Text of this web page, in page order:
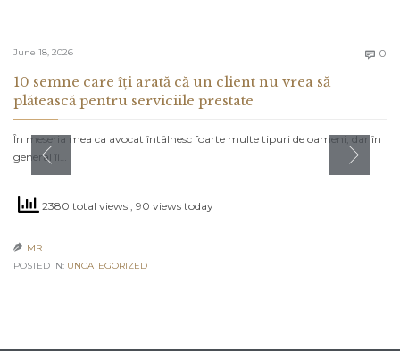
June 18, 2026  0
10 semne care îți arată că un client nu vrea să
plătească pentru serviciile prestate
În meseria mea ca avocat întâlnesc foarte multe tipuri de oameni, dar în
general îi…
2380 total views , 90 views today
 MR
POSTED IN: UNCATEGORIZED